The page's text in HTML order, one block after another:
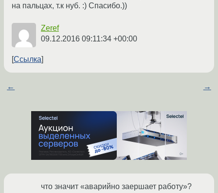
на пальцах, т.к нуб. :) Спасибо.))
Zeref
09.12.2016 09:11:34 +00:00
Ссылка
← →
что значит «аварийно заершает работу»?